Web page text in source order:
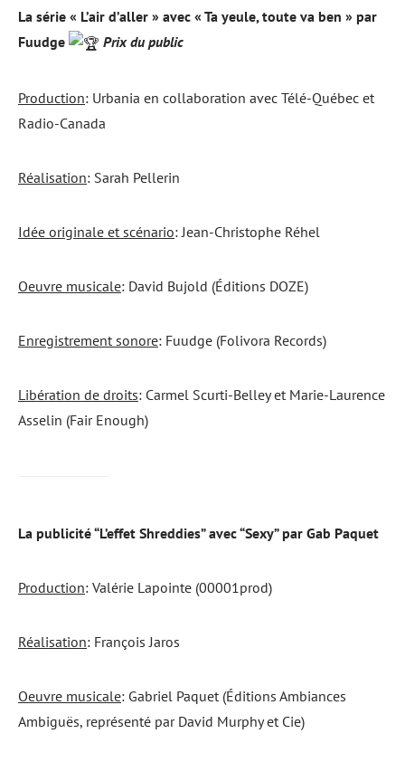
La série « L’air d’aller » avec « Ta yeule, toute va ben » par
Fuudge
Prix du public
Production: Urbania en collaboration avec Télé-Québec et
Radio-Canada
Réalisation: Sarah Pellerin
Idée originale et scénario: Jean-Christophe Réhel
Oeuvre musicale: David Bujold (Éditions DOZE)
Enregistrement sonore: Fuudge (Folivora Records)
Libération de droits: Carmel Scurti-Belley et Marie-Laurence
Asselin (Fair Enough)
La publicité “L’effet Shreddies” avec “Sexy” par Gab Paquet
Production: Valérie Lapointe (00001prod)
Réalisation: François Jaros
Oeuvre musicale: Gabriel Paquet (Éditions Ambiances
Ambiguës, représenté par David Murphy et Cie)